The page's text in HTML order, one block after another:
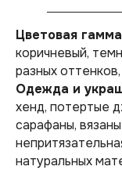
Цветовая гамма
коричневый,
разных
Одежда и
хенд, потертые
сарафаны,
натуральных